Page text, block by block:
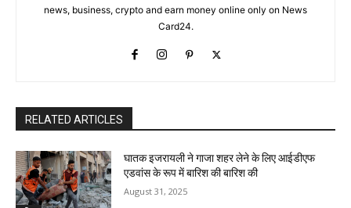
news, business, crypto and earn money online only on News
Card24.
RELATED ARTICLES
घातक इजरायली ने गाजा शहर लेने के लिए आईडीएफ
एडवांस के रूप में बारिश की बारिश की
August 31, 2025